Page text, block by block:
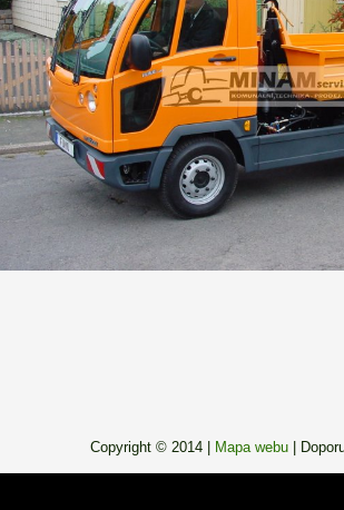
Copyright © 2014 | Mapa webu